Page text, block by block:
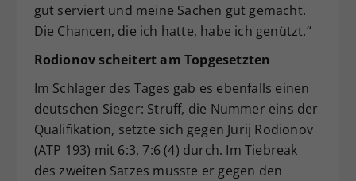
gut serviert und meine Sachen gut gemacht.
Die Chancen, die ich hatte, habe ich genützt.“
Rodionov scheitert am Topgesetzten
Im Schlager des Tages gab es ebenfalls einen
deutschen Sieger: Struff, die Nummer eins der
Qualifikation, setzte sich gegen Jurij Rodionov
(ATP 193) mit 6:3, 7:6 (4) durch. Im Tiebreak
des zweiten Satzes musste er gegen den